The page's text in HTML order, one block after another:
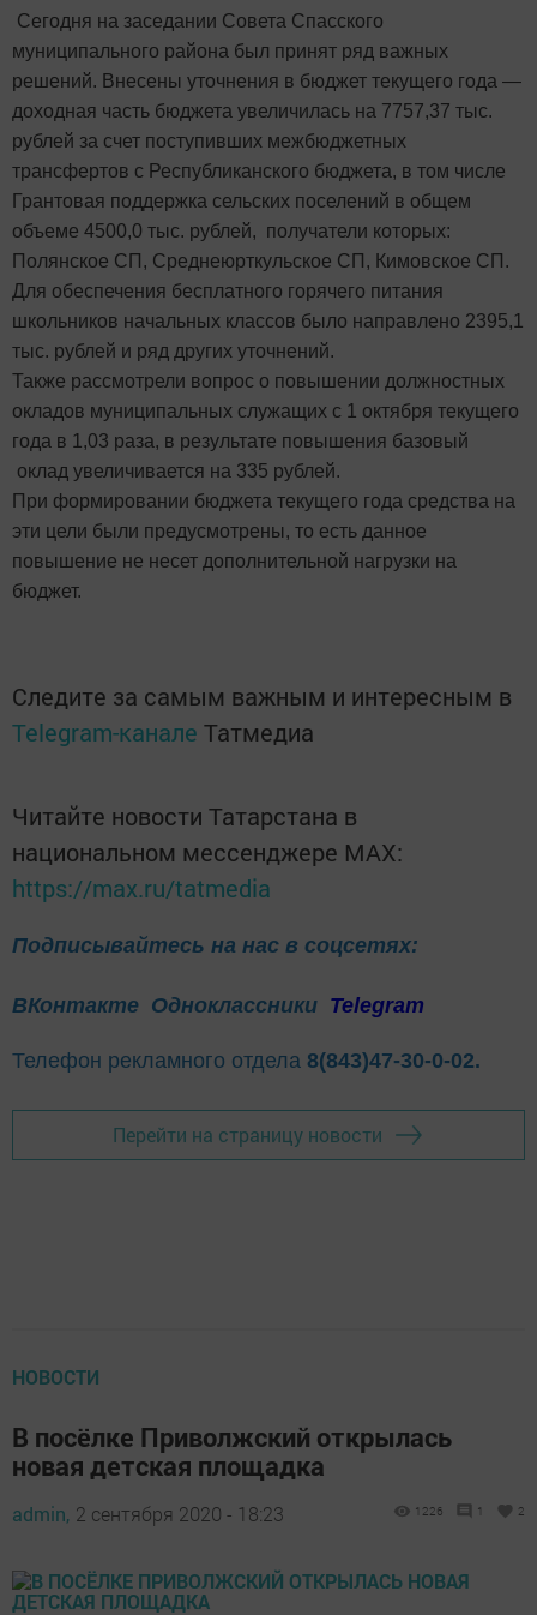
Сегодня на заседании Совета Спасского
муниципального района был принят ряд важных
решений. Внесены уточнения в бюджет текущего года —
доходная часть бюджета увеличилась на 7757,37 тыс.
рублей за счет поступивших межбюджетных
трансфертов с Республиканского бюджета, в том числе
Грантовая поддержка сельских поселений в общем
объеме 4500,0 тыс. рублей, получатели которых:
Полянское СП, Среднеюрткульское СП, Кимовское СП.
Для обеспечения бесплатного горячего питания
школьников начальных классов было направлено 2395,1
тыс. рублей и ряд других уточнений.
Также рассмотрели вопрос о повышении должностных
окладов муниципальных служащих с 1 октября текущего
года в 1,03 раза, в результате повышения базовый
оклад увеличивается на 335 рублей.
При формировании бюджета текущего года средства на
эти цели были предусмотрены, то есть данное
повышение не несет дополнительной нагрузки на
бюджет.
Следите за самым важным и интересным в
Telegram-канале Татмедиа
Читайте новости Татарстана в
национальном мессенджере MАХ:
https://max.ru/tatmedia
Подписывайтесь на нас в соцсетях:
ВКонтакте Одноклассники Telegram
Телефон рекламного отдела 8(843)47-30-0-02.
Перейти на страницу новости
НОВОСТИ
В посёлке Приволжский открылась
новая детская площадка
admin, 2 сентября 2020 - 18:23 1226 1 2